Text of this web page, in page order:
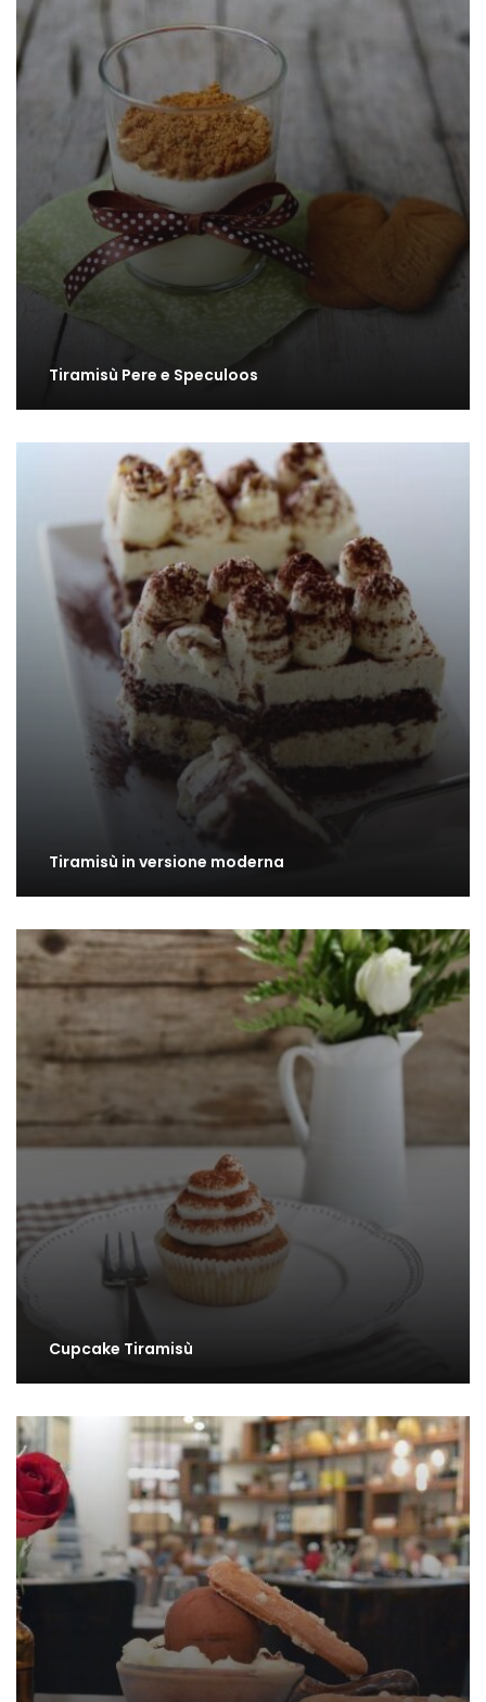
Tiramisù Pere e Speculoos
Tiramisù in versione moderna
Cupcake Tiramisù